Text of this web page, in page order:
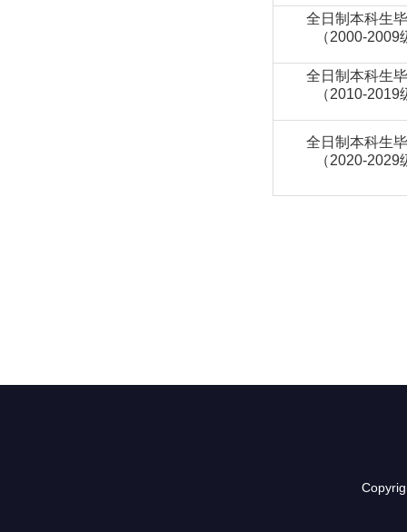
全日制本科生
（2000-2009
全日制本科生
（2010-2019
全日制本科生
（2020-2029